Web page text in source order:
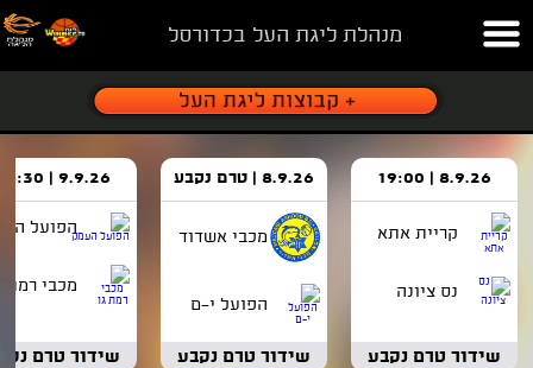
מנהלת ליגת העל בכדורסל
8.9.26 | 19:00
קריית אתא
נס ציונה
שידור טרם נקבע
8.9.26 | טרם נקבע
מכבי אשדוד
הפועל י-ם
שידור טרם נקבע
9.9.26 | 18:30
הפועל
מכבי רמת
שידור טרם